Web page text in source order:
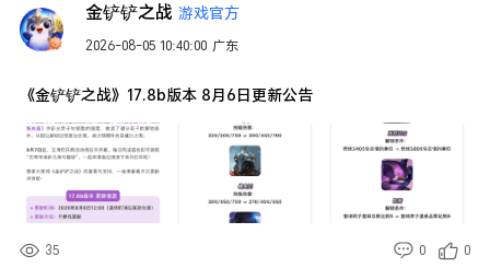
精粹！累计寻宝达到指定次数也可获得特殊强化符石～ 🎉单次寻宝可以找到9
个图标，找到符石精粹的图标即可获取对应数量的符石精粹；如果在单次寻宝
活动 （详情请以游戏内为准）
金铲铲之战 游戏官方
2026-08-05 10:40:00 广东
《金铲铲之战》17.8b版本 8月6日更新公告
35 0 0